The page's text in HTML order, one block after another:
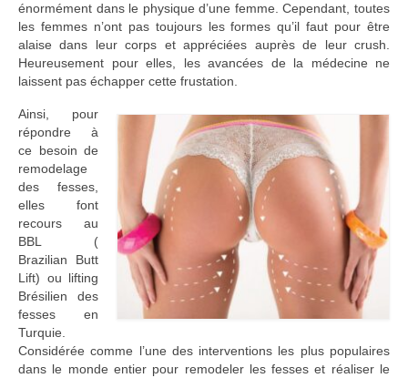
énormément dans le physique d’une femme. Cependant, toutes
les femmes n’ont pas toujours les formes qu’il faut pour être
alaise dans leur corps et appréciées auprès de leur crush.
Heureusement pour elles, les avancées de la médecine ne
laissent pas échapper cette frustation.
Ainsi, pour
répondre à
ce besoin de
remodelage
des fesses,
elles font
recours au
BBL (
Brazilian Butt
Lift) ou lifting
Brésilien des
fesses en
Turquie.
Considérée comme l’une des interventions les plus populaires
dans le monde entier pour remodeler les fesses et réaliser le